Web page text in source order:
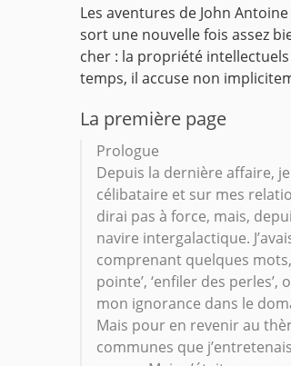
Les aventures de John
sort une nouvelle fois assez
cher : la propriété
temps, il accuse non
La première page
Prologue
Depuis la dernière affaire,
célibataire et sur mes
dirai pas à force, mais,
navire intergalactique.
comprenant quelques mots,
pointe’, ‘enfiler des
mon ignorance dans le
Mais pour en revenir au
communes que